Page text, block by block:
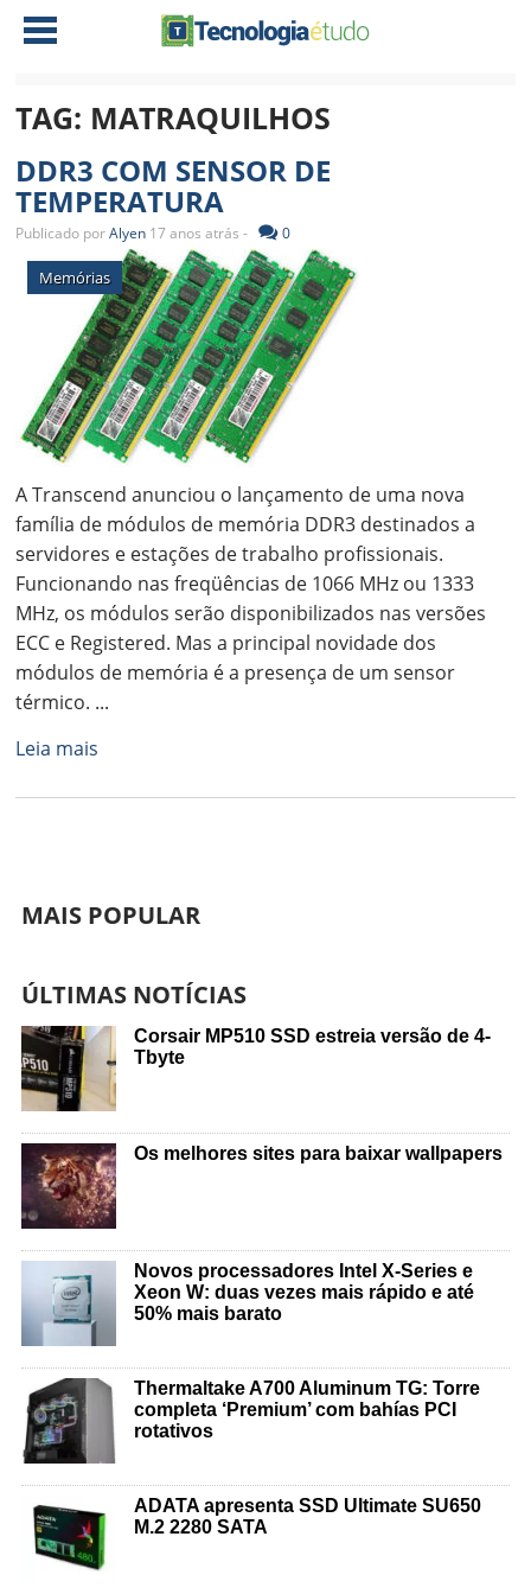
NOTÍCIAS
AMD
INTEL
ATI
SOFTWARE
NOTEBOOKS
TABLETS
CELULAR
IOS
JOGOS
DOWNLOADS
ANÁLISE
TAG: MATRAQUILHOS
DDR3 COM SENSOR DE
TEMPERATURA
Publicado porAlyen 17 anos atrás - 0
Memórias
A Transcend anunciou o lançamento de uma nova
família de módulos de memória DDR3 destinados a
servidores e estações de trabalho profissionais.
Funcionando nas freqüências de 1066 MHz ou 1333
MHz, os módulos serão disponibilizados nas versões
ECC e Registered. Mas a principal novidade dos
módulos de memória é a presença de um sensor
térmico. ...
Leia mais
MAIS POPULAR
ÚLTIMAS NOTÍCIAS
Corsair MP510 SSD estreia versão de 4-
Tbyte
Os melhores sites para baixar wallpapers
Novos processadores Intel X-Series e
Xeon W: duas vezes mais rápido e até
50% mais barato
Thermaltake A700 Aluminum TG: Torre
completa ‘Premium’ com bahías PCI
rotativos
ADATA apresenta SSD Ultimate SU650
M.2 2280 SATA